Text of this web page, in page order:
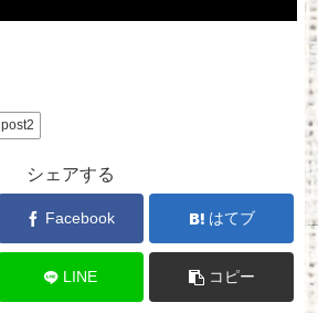
post2
シェアする
Facebook はてブ
LINE コピー